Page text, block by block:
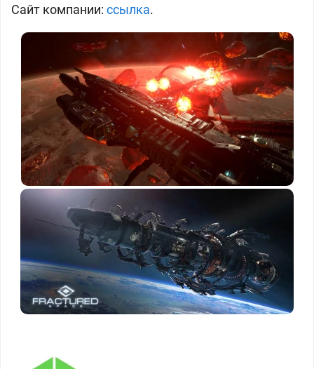
Сайт компании: ссылка.